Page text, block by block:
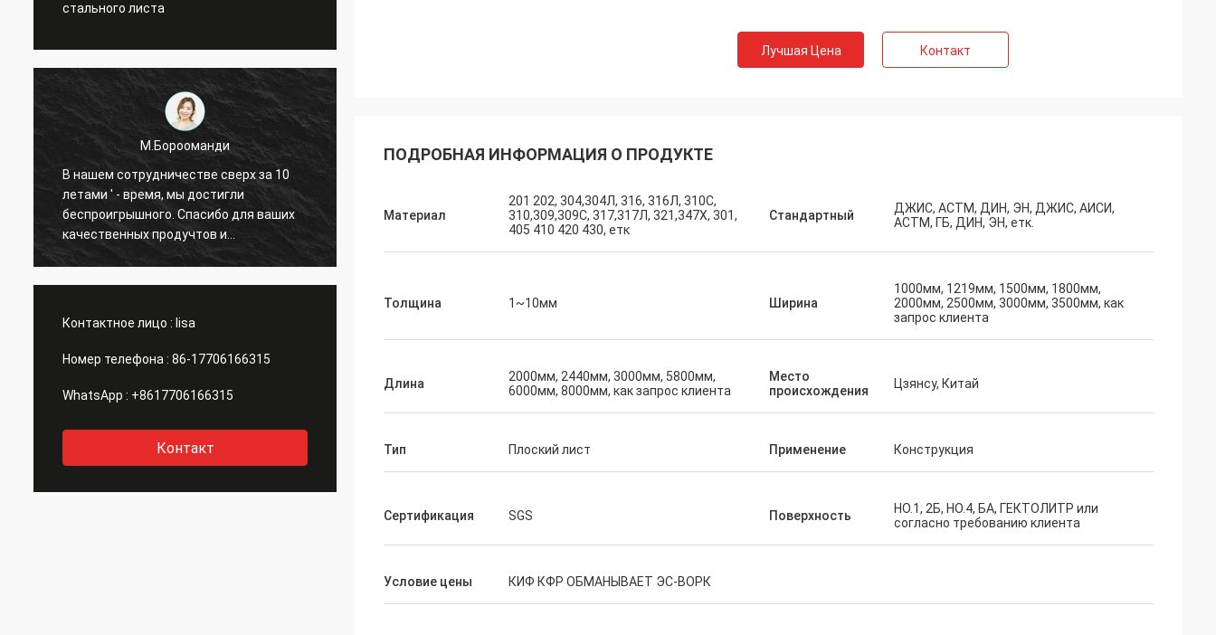
стального листа
М.Борооманди
В нашем сотрудничестве сверх за 10
летами ' - время, мы достигли
беспроигрышного. Спасибо для ваших
качественных продучтов и
внимательного обслуживания. Наше
М.Борооманди
летами ' - время, мы достигли
беспроигрышного. Спасибо для ваших
качественных продучтов и
внимательного обслуживания. Наше
Контактное лицо : lisa
Номер телефона : 86-17706166315
WhatsApp : +8617706166315
Контакт
Лучшая Цена Контакт
ПОДРОБНАЯ ИНФОРМАЦИЯ О ПРОДУКТЕ
Материал
201 202, 304,304Л, 316, 316Л, 310С,
310,309,309С, 317,317Л, 321,347Х, 301,
405 410 420 430, етк
Стандартный
ДЖИС, АСТМ, ДИН, ЭН, ДЖИС, АИСИ,
АСТМ, ГБ, ДИН, ЭН, етк.
Толщина 1~10мм Ширина
1000мм, 1219мм, 1500мм, 1800мм,
2000мм, 2500мм, 3000мм, 3500мм, как
запрос клиента
Длина
2000мм, 2440мм, 3000мм, 5800мм,
6000мм, 8000мм, как запрос клиента
Место
происхождения
Цзянсу, Китай
Тип Плоский лист Применение Конструкция
Сертификация SGS Поверхность
НО.1, 2Б, НО.4, БА, ГЕКТОЛИТР или
согласно требованию клиента
Условие цены КИФ КФР ОБМАНЫВАЕТ ЭС-ВОРК